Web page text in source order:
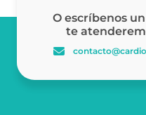
O escríbenos
te